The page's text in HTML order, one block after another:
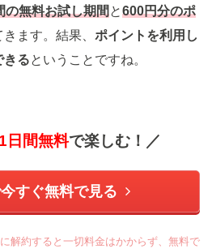
の無料お試し期間と600円分のポ
ます。結果、 ポイントを利用し
きるということですね。
日間無料で楽しむ！／
すぐ無料で見る
解約すると一切料金はかからず、無料で